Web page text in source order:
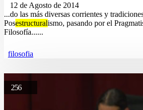
12 de Agosto de 2014
...do las más diversas corrientes y
Posestructuralismo, pasando por el
Filosofía......
filosofia
256